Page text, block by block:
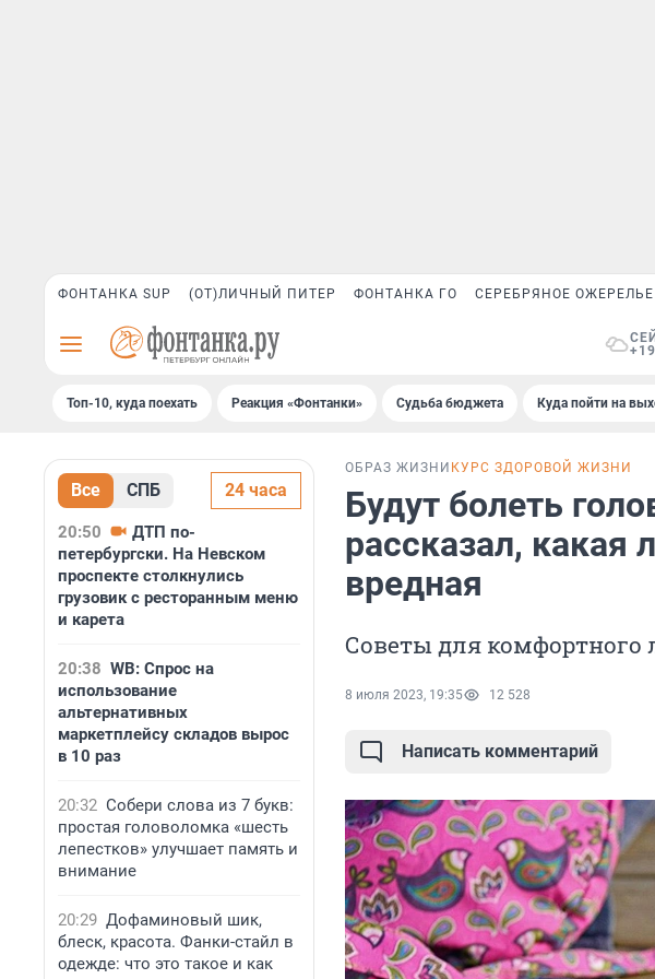
ФОНТАНКА SUP (ОТ)ЛИЧНЫЙ ПИТЕР ФОНТАНКА ГО СЕРЕБРЯНОЕ ОЖЕРЕЛЬЕ
Топ-10, куда поехать Реакция «Фонтанки» Судьба бюджета Куда пойти на
Все СПБ 24 часа
20:50
ДТП по-
петербургски. На Невском
проспекте столкнулись
грузовик с ресторанным меню
и карета
20:38 WB: Спрос на
использование
альтернативных
маркетплейсу складов вырос
в 10 раз
20:32 Собери слова из 7 букв:
простая головоломка «шесть
лепестков» улучшает память и
внимание
20:29 Дофаминовый шик,
блеск, красота. Фанки-стайл в
одежде: что это такое и как
ОБРАЗ ЖИЗНИ КУРС ЗДОРОВОЙ ЖИЗНИ
Будут болеть
рассказал, какая
вредная
Советы для комфортного
8 июля 2023, 19:35 12 528
Написать комментарий